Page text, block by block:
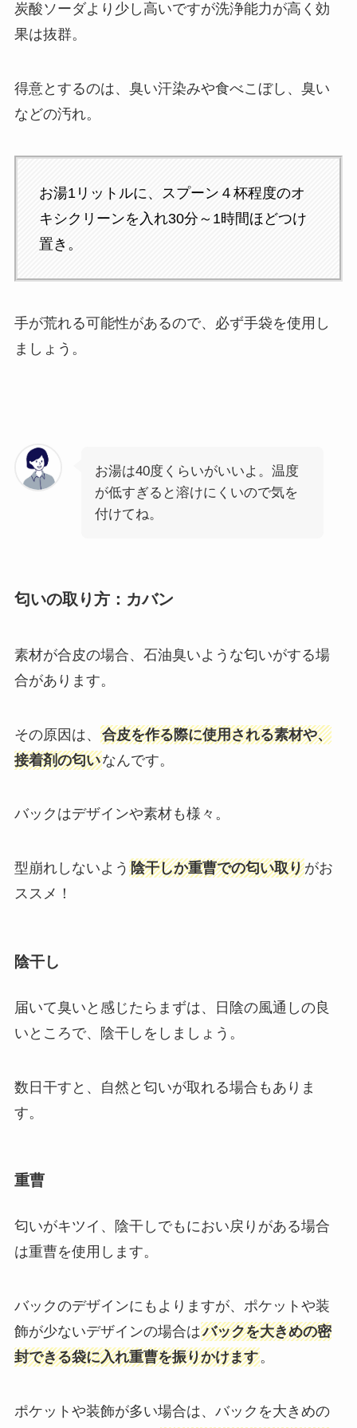
炭酸ソーダより少し高いですが洗浄能力が高く効
果は抜群。
得意とするのは、臭い汗染みや食べこぼし、臭い
などの汚れ。
お湯1リットルに、スプーン４杯程度のオ
キシクリーンを入れ30分～1時間ほどつけ
置き。
手が荒れる可能性があるので、必ず手袋を使用し
ましょう。
お湯は40度くらいがいいよ。温度
が低すぎると溶けにくいので気を
付けてね。
匂いの取り方：カバン
素材が合皮の場合、石油臭いような匂いがする場
合があります。
その原因は、 合皮を作る際に使用される素材や、
接着剤の匂いなんです。
バックはデザインや素材も様々。
型崩れしないよう 陰干しか重曹での匂い取りがお
ススメ！
陰干し
届いて臭いと感じたらまずは、日陰の風通しの良
いところで、陰干しをしましょう。
数日干すと、自然と匂いが取れる場合もありま
す。
重曹
匂いがキツイ、陰干しでもにおい戻りがある場合
は重曹を使用します。
バックのデザインにもよりますが、ポケットや装
飾が少ないデザインの場合はバックを大きめの密
封できる袋に入れ重曹を振りかけます。
ポケットや装飾が多い場合は、バックを大きめの